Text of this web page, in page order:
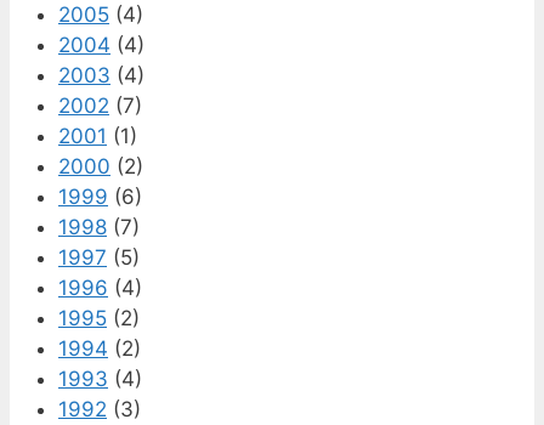
2005 (4)
2004 (4)
2003 (4)
2002 (7)
2001 (1)
2000 (2)
1999 (6)
1998 (7)
1997 (5)
1996 (4)
1995 (2)
1994 (2)
1993 (4)
1992 (3)